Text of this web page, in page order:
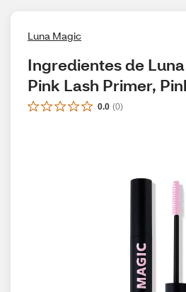
Luna Magic
Ingredientes de
Pink Lash Primer,
0.0 (0)